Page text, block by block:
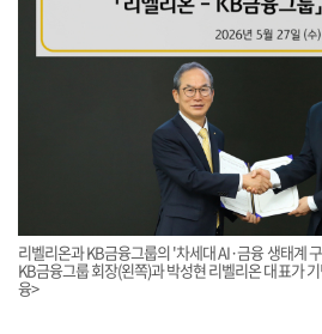
리벨리온과 KB금융그룹의 '차세대 AI·금융 생태계
KB금융그룹 회장(왼쪽)과 박성현 리벨리온 대표가
융>